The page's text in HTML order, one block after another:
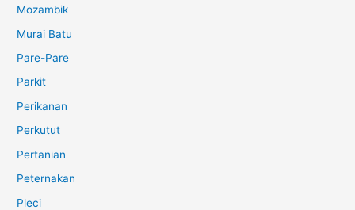
Mozambik
Murai Batu
Pare-Pare
Parkit
Perikanan
Perkutut
Pertanian
Peternakan
Pleci